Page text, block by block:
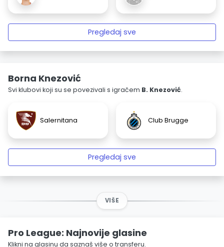
Pregledaj sve
Borna Knezović
Svi klubovi koji su se povezivali s igračem B. Knezović.
Salernitana Club Brugge
Pregledaj sve
VIŠE
Pro League: Najnovije glasine
Klikni na glasinu da saznaš više o transferu.